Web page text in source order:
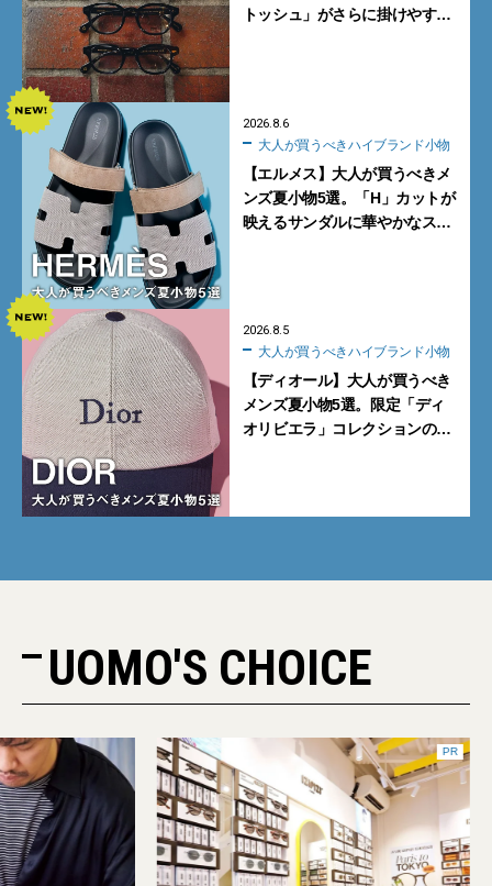
トッシュ」がさらに掛けやす
2026.8.6
大人が買うべきハイブランド小物
【エルメス】大人が買うべきメ
ンズ夏小物5選。「H」カットが
映えるサンダルに華やかなス
2026.8.5
大人が買うべきハイブランド小物
【ディオール】大人が買うべき
メンズ夏小物5選。限定「ディ
オリビエラ」コレクションの
UOMO'S CHOICE
PR